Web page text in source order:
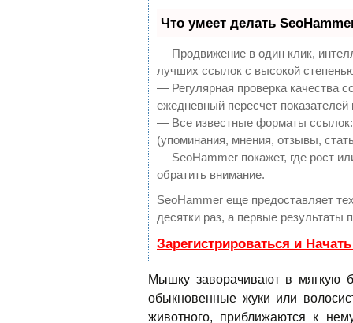
Что умеет делать
— Продвижение в один клик,
лучших ссылок с высокой
— Регулярная проверка качества
ежедневный пересчет показателей
— Все известные форматы
(упоминания, мнения, отзывы,
— SeoHammer покажет, где рост
обратить внимание.
SeoHammer еще предоставляет
десятки раз, а первые результаты
Зарегистрироваться и
Мышку заворачивают в мягкую
обыкновенные жуки или
животного, приближаются к